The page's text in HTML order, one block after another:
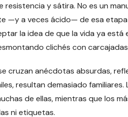
resistencia y sátira. No es un
—y a veces ácido— de esa
la idea de que la vida ya
clichés con
cruzan anécdotas absurdas,
resultan demasiado
de ellas, mientras que los
ni etiquetas.